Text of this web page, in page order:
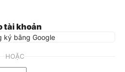
tài khoản
ký bằng Google
HOẶC